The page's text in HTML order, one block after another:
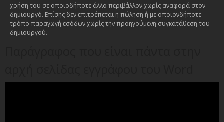
χρήση του σε οποιοδήποτε άλλο περιβάλλον χωρίς αναφορά στον
δημιουργό. Επίσης δεν επιτρέπεται η πώληση ή με οποιονδήποτε
τρόπο παραγωγή εσόδων χωρίς την προηγούμενη συγκατάθεση του
δημιουργού.